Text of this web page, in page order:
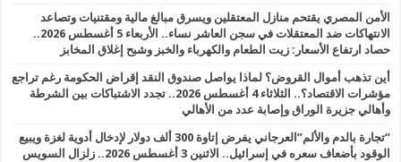
الأمن المصري يقتحم منازل المعتقلين ويسرق مبالغ مالية ومقتنيات وتصاعد
الانتهاكات ضد المعتقلات في سجن العاشر نساء.. الأربعاء 5 أغسطس 2026..
حصاد ارتفاع الأسعار: زيت الطعام والكهرباء والخبز وشبح إغلاق المخابز
أين تذهب أموال القروض؟ لماذا يواصل صندوق النقد إقراض الحكومة رغم تراجع
مؤشرات الاقتصاد؟.. الثلاثاء 4 أغسطس 2026.. تجدد الاشتباكات بين الشرطة
وأهالي جزيرة الوراق وإصابة عدد من الأهالي
“تجارة بالدم والألم”العرجاني يفرض إتاوة 300 ألف دولار لإدخال أدوية لغزة ويبيع
الوقود بأضعاف سعره في إسرائيل.. الاثنين 3 أغسطس 2026.. زلزال السويس